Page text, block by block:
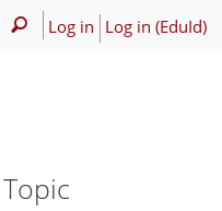
Log in Log in (EduId)